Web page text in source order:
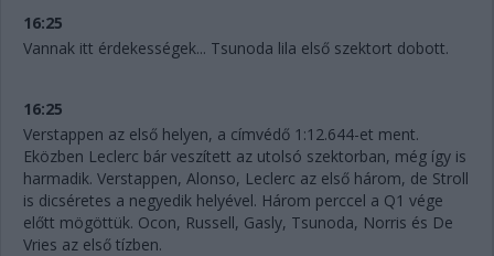
16:25
Vannak itt érdekességek... Tsunoda lila első szektort dobott.
16:25
Verstappen az első helyen, a címvédő 1:12.644-et ment.
Eközben Leclerc bár veszített az utolsó szektorban, még így is
harmadik. Verstappen, Alonso, Leclerc az első három, de Stroll
is dicséretes a negyedik helyével. Három perccel a Q1 vége
előtt mögöttük. Ocon, Russell, Gasly, Tsunoda, Norris és De
Vries az első tízben.